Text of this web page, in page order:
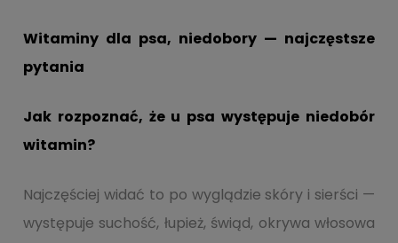
Witaminy dla psa, niedobory — najczęstsze
pytania
Jak rozpoznać, że u psa występuje niedobór
witamin?
Najczęściej widać to po wyglądzie skóry i sierści —
występuje suchość, łupież, świąd, okrywa włosowa